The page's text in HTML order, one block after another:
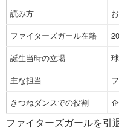
読み方
ファイターズガール在籍
誕生当時の立場
主な担当
きつねダンスでの役割
ファイターズガールを引